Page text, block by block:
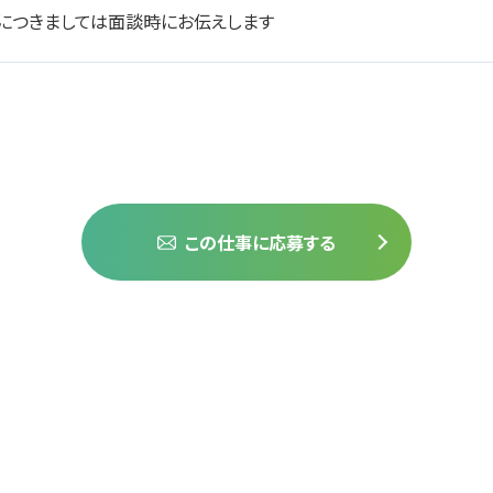
きましては面談時にお伝えします
この仕事に応募する